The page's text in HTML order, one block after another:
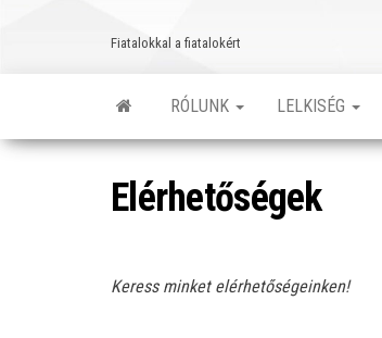
Fiatalokkal a fiatalokért
RÓLUNK LELKISÉG
Elérhetőségek
Keress minket elérhetőségeinken!